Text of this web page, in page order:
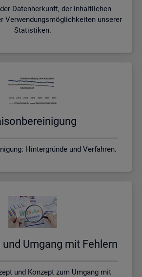
Datenherkunft, der inhaltlichen
Verwendungsmöglichkeiten unserer
Statistiken.
Hintergründe und Verfahren.
Um­gang mit Feh­lern
und Konzept zum Umgang mit